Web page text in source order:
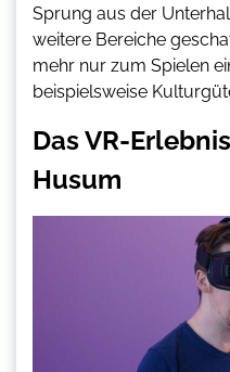
Sprung aus der
weitere Bereiche
mehr nur zum Spielen
beispielsweise
Das VR-
Husum